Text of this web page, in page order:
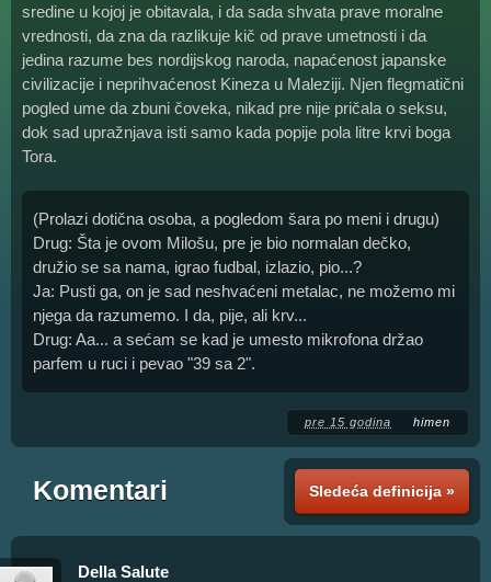
sredine u kojoj je obitavala, i da sada shvata prave moralne
vrednosti, da zna da razlikuje kič od prave umetnosti i da
jedina razume bes nordijskog naroda, napaćenost japanske
civilizacije i neprihvaćenost Kineza u Maleziji. Njen flegmatični
pogled ume da zbuni čoveka, nikad pre nije pričala o seksu,
dok sad upražnjava isti samo kada popije pola litre krvi boga
Tora.
(Prolazi dotična osoba, a pogledom šara po meni i drugu)
Drug: Šta je ovom Milošu, pre je bio normalan dečko,
družio se sa nama, igrao fudbal, izlazio, pio...?
Ja: Pusti ga, on je sad neshvaćeni metalac, ne možemo mi
njega da razumemo. I da, pije, ali krv...
Drug: Aa... a sećam se kad je umesto mikrofona držao
parfem u ruci i pevao "39 sa 2".
pre 15 godina himen
Sledeća definicija »
Komentari
Della Salute